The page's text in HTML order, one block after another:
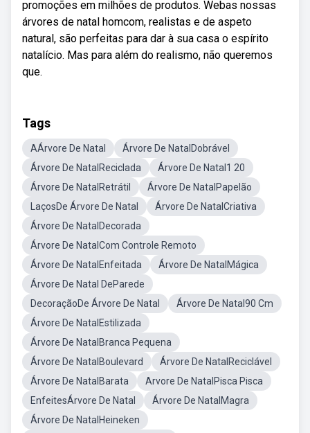
promoções em milhões de produtos. Webas nossas
árvores de natal homcom, realistas e de aspeto
natural, são perfeitas para dar à sua casa o espírito
natalício. Mas para além do realismo, não queremos
que.
Tags
AÁrvore De Natal
Árvore De NatalDobrável
Árvore De NatalReciclada
Árvore De Natal1 20
Árvore De NatalRetrátil
Árvore De NatalPapelão
LaçosDe Árvore De Natal
Árvore De NatalCriativa
Árvore De NatalDecorada
Árvore De NatalCom Controle Remoto
Árvore De NatalEnfeitada
Árvore De NatalMágica
Árvore De Natal DeParede
DecoraçãoDe Árvore De Natal
Árvore De Natal90 Cm
Árvore De NatalEstilizada
Árvore De NatalBranca Pequena
Árvore De NatalBoulevard
Árvore De NatalReciclável
Árvore De NatalBarata
Arvore De NatalPisca Pisca
EnfeitesÁrvore De Natal
Árvore De NatalMagra
Árvore De NatalHeineken